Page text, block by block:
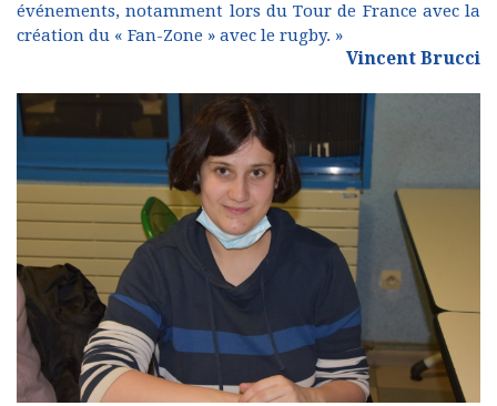
événements, notamment lors du Tour de France avec la
création du « Fan-Zone » avec le rugby. »
Vincent Brucci